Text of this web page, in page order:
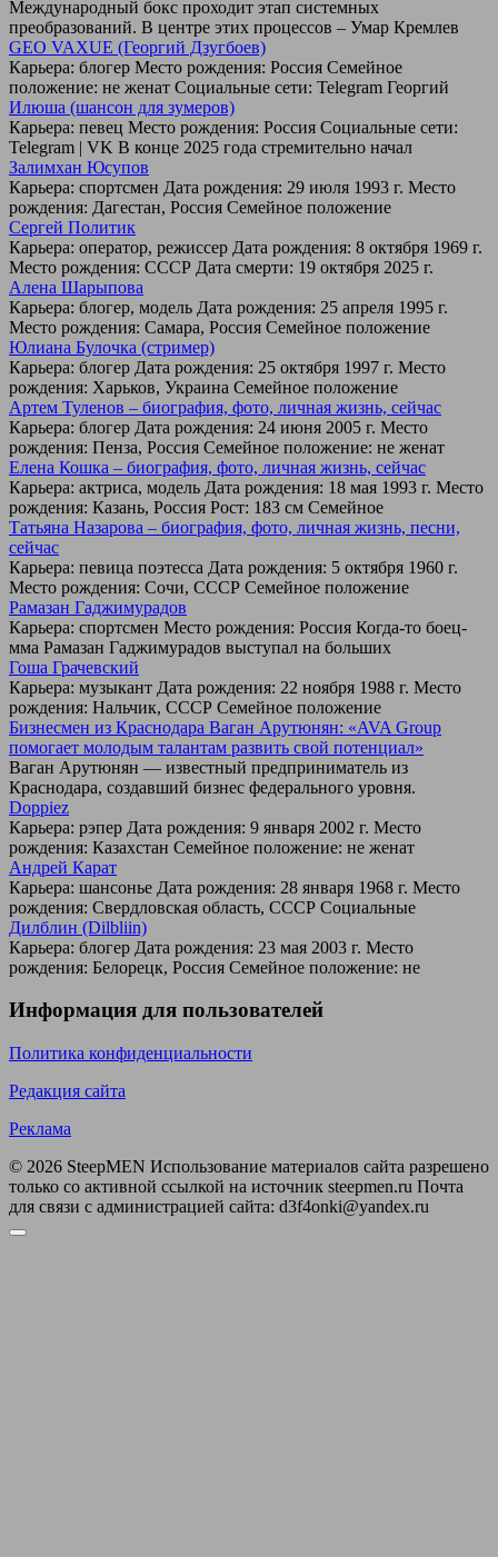
Международный бокс проходит этап системных
преобразований. В центре этих процессов – Умар Кремлев
GEO VAXUE (Георгий Дзугбоев)
Карьера: блогер Место рождения: Россия Семейное
положение: не женат Социальные сети: Telegram Георгий
Илюша (шансон для зумеров)
Карьера: певец Место рождения: Россия Социальные сети:
Telegram | VK В конце 2025 года стремительно начал
Залимхан Юсупов
Карьера: спортсмен Дата рождения: 29 июля 1993 г. Место
рождения: Дагестан, Россия Семейное положение
Сергей Политик
Карьера: оператор, режиссер Дата рождения: 8 октября 1969 г.
Место рождения: СССР Дата смерти: 19 октября 2025 г.
Алена Шарыпова
Карьера: блогер, модель Дата рождения: 25 апреля 1995 г.
Место рождения: Самара, Россия Семейное положение
Юлиана Булочка (стример)
Карьера: блогер Дата рождения: 25 октября 1997 г. Место
рождения: Харьков, Украина Семейное положение
Артем Туленов – биография, фото, личная жизнь, сейчас
Карьера: блогер Дата рождения: 24 июня 2005 г. Место
рождения: Пенза, Россия Семейное положение: не женат
Елена Кошка – биография, фото, личная жизнь, сейчас
Карьера: актриса, модель Дата рождения: 18 мая 1993 г. Место
рождения: Казань, Россия Рост: 183 см Семейное
Татьяна Назарова – биография, фото, личная жизнь, песни,
сейчас
Карьера: певица поэтесса Дата рождения: 5 октября 1960 г.
Место рождения: Сочи, СССР Семейное положение
Рамазан Гаджимурадов
Карьера: спортсмен Место рождения: Россия Когда-то боец-
мма Рамазан Гаджимурадов выступал на больших
Гоша Грачевский
Карьера: музыкант Дата рождения: 22 ноября 1988 г. Место
рождения: Нальчик, СССР Семейное положение
Бизнесмен из Краснодара Ваган Арутюнян: «AVA Group
помогает молодым талантам развить свой потенциал»
Ваган Арутюнян — известный предприниматель из
Краснодара, создавший бизнес федерального уровня.
Doppiez
Карьера: рэпер Дата рождения: 9 января 2002 г. Место
рождения: Казахстан Семейное положение: не женат
Андрей Карат
Карьера: шансонье Дата рождения: 28 января 1968 г. Место
рождения: Свердловская область, СССР Социальные
Дилблин (Dilbliin)
Карьера: блогер Дата рождения: 23 мая 2003 г. Место
рождения: Белорецк, Россия Семейное положение: не
Информация для пользователей
Политика конфиденциальности
Редакция сайта
Реклама
© 2026 SteepMEN Использование материалов сайта разрешено
только со активной ссылкой на источник steepmen.ru Почта
для связи с администрацией сайта: d3f4onki@yandex.ru